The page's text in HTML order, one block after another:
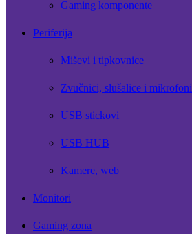
Gaming komponente
Periferija
Miševi i tipkovnice
Zvučnici, slušalice i mikrofoni
USB stickovi
USB HUB
Kamere, web
Monitori
Gaming zona